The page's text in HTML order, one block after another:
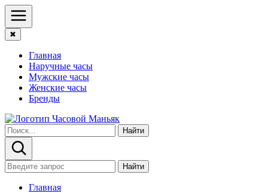
✖
Главная
Наручные часы
Мужские часы
Женские часы
Бренды
Найти
Найти
Главная